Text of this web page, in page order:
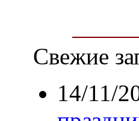
Свежие
14/11/